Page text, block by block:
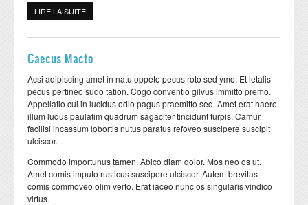
LIRE LA SUITE
Caecus Macto
Acsi adipiscing amet in natu oppeto pecus roto sed ymo. Et letalis
pecus pertineo sudo tation. Cogo conventio gilvus immitto premo.
Appellatio cui in lucidus odio pagus praemitto sed. Amet erat haero
illum ludus paulatim quadrum sagaciter tincidunt turpis. Camur
facilisi incassum lobortis nutus paratus refoveo suscipere suscipit
ulciscor.
Commodo importunus tamen. Abico diam dolor. Mos neo os ut.
Amet comis imputo rusticus suscipere ulciscor. Autem brevitas
comis commoveo olim verto. Erat iaceo nunc os singularis vindico
virtus.